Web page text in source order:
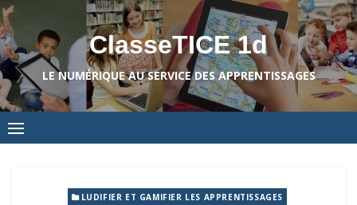
Skip
to
content
ClasseTICE 1d
LE NUMÉRIQUE AU SERVICE DES APPRENTISSAGES
LUDIFIER ET GAMIFIER LES APPRENTISSAGES